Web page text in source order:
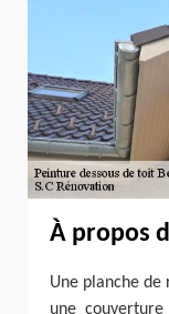
À propos
Une planche
une